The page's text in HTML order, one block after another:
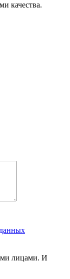
качества.
лицами. И